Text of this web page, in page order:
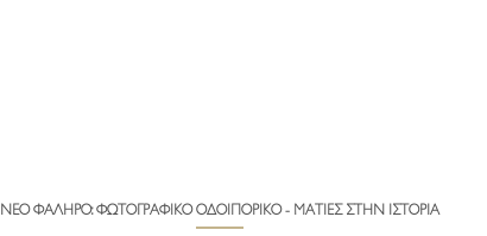
Γρήγορη προβολή
ΝΕΟ ΦΑΛΗΡΟ: ΦΩΤΟΓΡΑΦΙΚΟ ΟΔΟΙΠΟΡΙΚΟ - ΜΑΤΙΕΣ ΣΤΗΝ ΙΣΤΟΡΙΑ